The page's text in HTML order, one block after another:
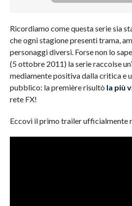
Ricordiamo come questa serie sia
che ogni stagione presenti trama,
personaggi diversi. Forse non lo
(5 ottobre 2011) la serie raccolse
mediamente positiva dalla critica e
pubblico: la première risultò la più
rete FX!
Eccovi il primo trailer ufficialmente